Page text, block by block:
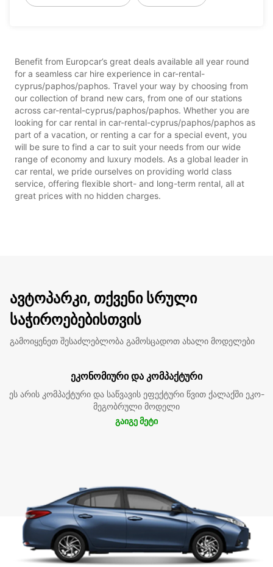
Benefit from Europcar’s great deals available all year round
for a seamless car hire experience in car-rental-
cyprus/paphos/paphos. Travel your way by choosing from
our collection of brand new cars, from one of our stations
across car-rental-cyprus/paphos/paphos. Whether you are
looking for car rental in car-rental-cyprus/paphos/paphos as
part of a vacation, or renting a car for a special event, you
will be sure to find a car to suit your needs from our wide
range of economy and luxury models. As a global leader in
car rental, we pride ourselves on providing world class
service, offering flexible short- and long-term rental, all at
great prices with no hidden charges.
ავტოპარკი, თქვენი სრული
საჭიროებებისთვის
გამოიყენეთ შესაძლებლობა გამოსცადოთ ახალი მოდელები
ეკონომიური და კომპაქტური
ეს არის კომპაქტური და საწვავის ეფექტური წვით ქალაქში ეკო-
მეგობრული მოდელი
გაიგე მეტი